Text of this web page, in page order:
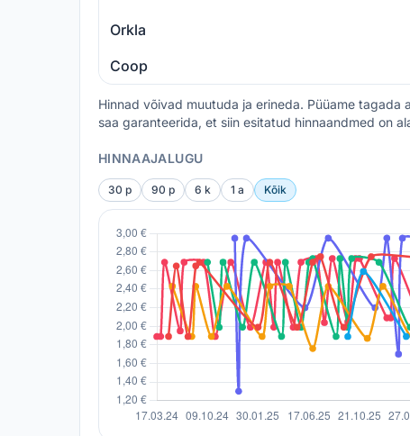
Orkla
Coop
Hinnad võivad muutuda ja erineda. Püüame tagada
saa garanteerida, et siin esitatud hinnaandmed on
HINNAAJALUGU
30 p 90 p 6 k 1 a Kõik